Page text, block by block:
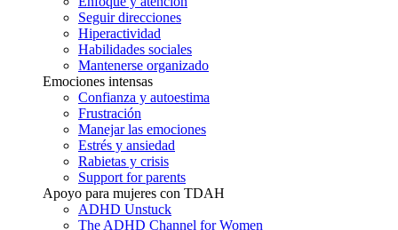
Seguir direcciones
Hiperactividad
Habilidades sociales
Mantenerse organizado
Emociones intensas
Confianza y autoestima
Frustración
Manejar las emociones
Estrés y ansiedad
Rabietas y crisis
Support for parents
Apoyo para mujeres con TDAH
ADHD Unstuck
The ADHD Channel for Women